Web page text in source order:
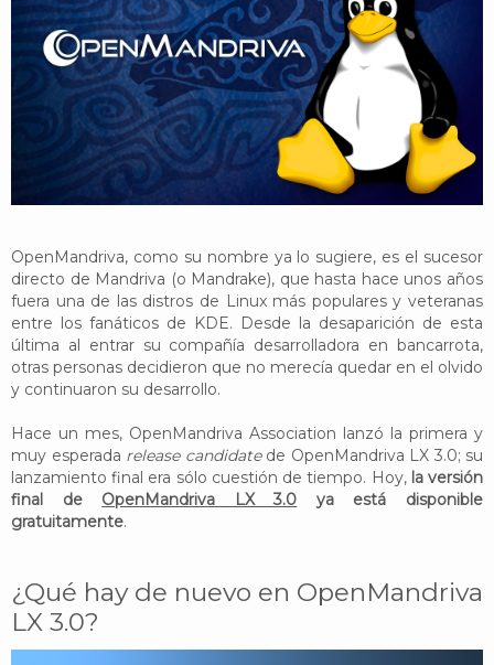
OpenMandriva, como su nombre ya lo sugiere, es el sucesor
directo de Mandriva (o Mandrake), que hasta hace unos años
fuera una de las distros de Linux más populares y veteranas
entre los fanáticos de KDE. Desde la desaparición de esta
última al entrar su compañía desarrolladora en bancarrota,
otras personas decidieron que no merecía quedar en el olvido
y continuaron su desarrollo.
Hace un mes, OpenMandriva Association lanzó la primera y
muy esperada release candidatede OpenMandriva LX 3.0; su
lanzamiento final era sólo cuestión de tiempo. Hoy, la versión
final de OpenMandriva LX 3.0 ya está disponible
gratuitamente.
¿Qué hay de nuevo en OpenMandriva
LX 3.0?
YouTube
Twitter
Foro